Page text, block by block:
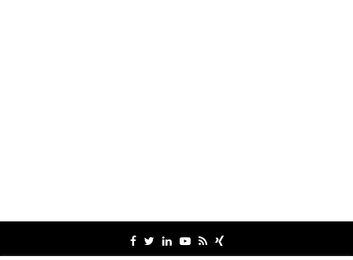
Facebook
TwitterLinkedinYoutube
RssXing